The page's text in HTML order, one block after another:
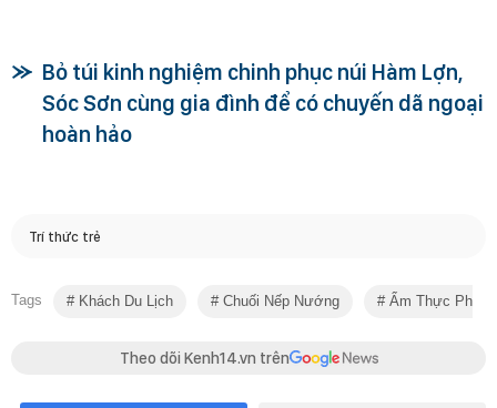
Bỏ túi kinh nghiệm chinh phục núi Hàm Lợn,
Sóc Sơn cùng gia đình để có chuyến dã ngoại
hoàn hảo
Trí thức trẻ
Tags Khách Du Lịch Chuối Nếp Nướng Ẩm Thực Phố
Theo dõi Kenh14.vn trên